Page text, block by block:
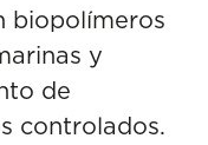
biopolímeros
y
de
controlados.